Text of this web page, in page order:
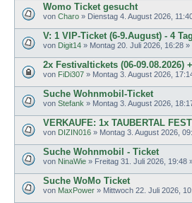
Womo Ticket gesucht
von Charo » Dienstag 4. August 2026,
V: 1 VIP-Ticket (6-9.August) - 4
von Digit14 » Montag 20. Juli 2026, 16:28 »
2x Festivaltickets (06-
von FiDi307 » Montag 3. August 2026,
Suche Wohnmobil-Ticket
von Stefank » Montag 3. August 2026,
VERKAUFE: 1x TAUBERTAL
von DIZIN016 » Montag 3. August 2026,
Suche Wohnmobil - Ticket
von NinaWie » Freitag 31. Juli 2026, 19:48
Suche WoMo Ticket
von MaxPower » Mittwoch 22. Juli 2026,